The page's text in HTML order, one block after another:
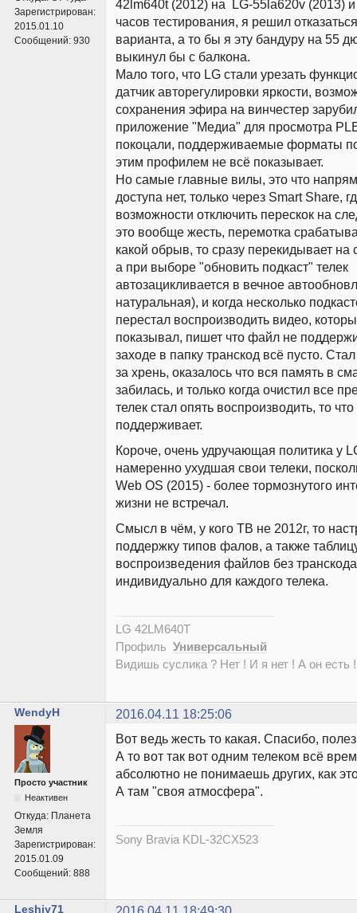
Зарегистрирован:
2015.01.10
Сообщений: 930
42lm640t (2012) на LG-55la620v (2013)
часов тестирования, я решил
варианта, а то бы я эту бандуру на 55
выкинул бы с балкона.
Мало того, что LG стали урезать
датчик авторегулировки яркости,
сохранения эфира на винчестер
приложение "Медиа" для просмотра
покоцали, поддерживаемые форматы
этим профилем не всё показывает.
Но самые главные вилы, это что
доступа нет, только через Smart Share,
возможности отключить перескок на
это вообще жесть, перемотка
какой обрыв, то сразу перекидывает
а при выборе "обновить подкаст" телек
автозацикливается в вечное
натуральная), и когда несколько
перестал воспроизводить видео,
показывал, пишет что файл не
заходе в папку транскод всё пусто.
за хрень, оказалось что вся память в
забилась, и только когда очистил все
телек стал опять воспроизводить, то
поддерживает.
Короче, очень удручающая политика у
намеренно ухудшая свои телеки,
Web OS (2015) - более тормознутого
жизни не встречал.
Смысл в чём, у кого ТВ не 2012г, то
поддержку типов фалов, а также
воспроизведения файлов без
индивидуально для каждого телека.
LG 42LM640T
Профиль Универсальный
Видишь суслика ? Нет ! И я нет ! А он есть
WendyH 2016.04.11 18:25:06
Просто участник
Неактивен
Откуда: Планета
Земля
Зарегистрирован:
2015.01.09
Сообщений: 888
Вот ведь жесть то какая. Спасибо,
А то вот так вот одним телеком всё
абсолютно не понимаешь других, как
А там "своя атмосфера".
Sony Bravia KDL-32CX523
Leshiy71